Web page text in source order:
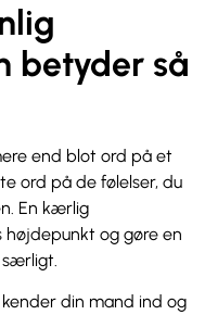
betyder så
end blot ord på et
ord på de følelser, du
En kærlig
højdepunkt og gøre en
kender din mand ind og